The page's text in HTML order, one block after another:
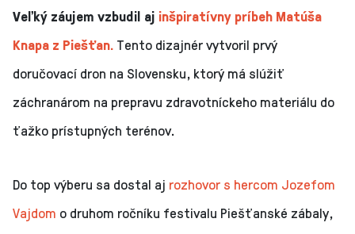
Veľký záujem vzbudil aj inšpiratívny príbeh Matúša
Knapa z Piešťan. Tento dizajnér vytvoril prvý
doručovací dron na Slovensku, ktorý má slúžiť
záchranárom na prepravu zdravotníckeho materiálu do
ťažko prístupných terénov.
Do top výberu sa dostal aj rozhovor s hercom Jozefom
Vajdom o druhom ročníku festivalu Piešťanské zábaly,